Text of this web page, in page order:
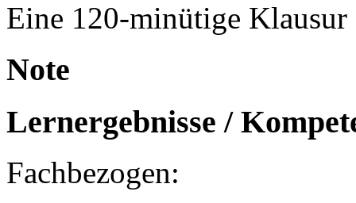
Eine 120-minütige Klausur
Note
Lernergebnisse /
Fachbezogen: